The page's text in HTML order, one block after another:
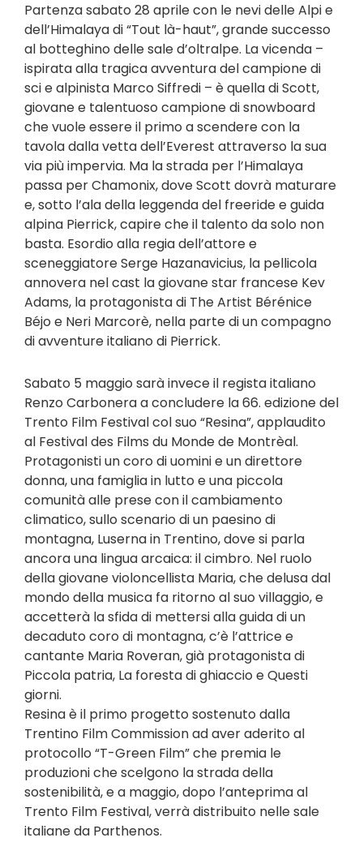
Partenza sabato 28 aprile con le nevi delle Alpi e
dell’Himalaya di “Tout là-haut”, grande successo
al botteghino delle sale d’oltralpe. La vicenda –
ispirata alla tragica avventura del campione di
sci e alpinista Marco Siffredi – è quella di Scott,
giovane e talentuoso campione di snowboard
che vuole essere il primo a scendere con la
tavola dalla vetta dell’Everest attraverso la sua
via più impervia. Ma la strada per l’Himalaya
passa per Chamonix, dove Scott dovrà maturare
e, sotto l’ala della leggenda del freeride e guida
alpina Pierrick, capire che il talento da solo non
basta. Esordio alla regia dell’attore e
sceneggiatore Serge Hazanavicius, la pellicola
annovera nel cast la giovane star francese Kev
Adams, la protagonista di The Artist Bérénice
Béjo e Neri Marcorè, nella parte di un compagno
di avventure italiano di Pierrick.
Sabato 5 maggio sarà invece il regista italiano
Renzo Carbonera a concludere la 66. edizione del
Trento Film Festival col suo “Resina”, applaudito
al Festival des Films du Monde de Montrèal.
Protagonisti un coro di uomini e un direttore
donna, una famiglia in lutto e una piccola
comunità alle prese con il cambiamento
climatico, sullo scenario di un paesino di
montagna, Luserna in Trentino, dove si parla
ancora una lingua arcaica: il cimbro. Nel ruolo
della giovane violoncellista Maria, che delusa dal
mondo della musica fa ritorno al suo villaggio, e
accetterà la sfida di mettersi alla guida di un
decaduto coro di montagna, c’è l’attrice e
cantante Maria Roveran, già protagonista di
Piccola patria, La foresta di ghiaccio e Questi
giorni.
Resina è il primo progetto sostenuto dalla
Trentino Film Commission ad aver aderito al
protocollo “T-Green Film” che premia le
produzioni che scelgono la strada della
sostenibilità, e a maggio, dopo l’anteprima al
Trento Film Festival, verrà distribuito nelle sale
italiane da Parthenos.